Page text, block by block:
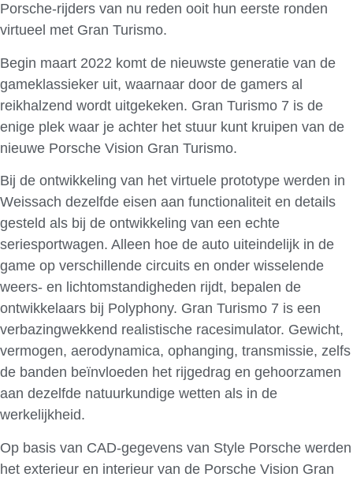
Porsche-rijders van nu reden ooit hun eerste ronden
virtueel met Gran Turismo.
Begin maart 2022 komt de nieuwste generatie van de
gameklassieker uit, waarnaar door de gamers al
reikhalzend wordt uitgekeken. Gran Turismo 7 is de
enige plek waar je achter het stuur kunt kruipen van de
nieuwe Porsche Vision Gran Turismo.
Bij de ontwikkeling van het virtuele prototype werden in
Weissach dezelfde eisen aan functionaliteit en details
gesteld als bij de ontwikkeling van een echte
seriesportwagen. Alleen hoe de auto uiteindelijk in de
game op verschillende circuits en onder wisselende
weers- en lichtomstandigheden rijdt, bepalen de
ontwikkelaars bij Polyphony. Gran Turismo 7 is een
verbazingwekkend realistische racesimulator. Gewicht,
vermogen, aerodynamica, ophanging, transmissie, zelfs
de banden beïnvloeden het rijgedrag en gehoorzamen
aan dezelfde natuurkundige wetten als in de
werkelijkheid.
Op basis van CAD-gegevens van Style Porsche werden
het exterieur en interieur van de Porsche Vision Gran